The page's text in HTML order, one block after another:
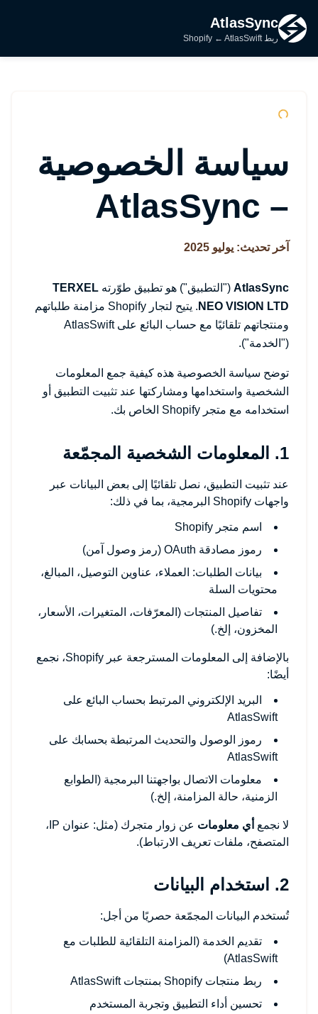
AtlasSync
ربط Shopify ← AtlasSwift
سياسة الخصوصية
– AtlasSync
آخر تحديث: يوليو 2025
AtlasSync ("التطبيق") هو تطبيق طوّرته TERXEL
NEO VISION LTD
. يتيح لتجار Shopify مزامنة طلباتهم
ومنتجاتهم تلقائيًا مع حساب البائع على AtlasSwift
("الخدمة").
توضح سياسة الخصوصية هذه كيفية جمع المعلومات
الشخصية واستخدامها ومشاركتها عند تثبيت التطبيق أو
استخدامه مع متجر Shopify الخاص بك.
1. المعلومات الشخصية المجمّعة
عند تثبيت التطبيق، نصل تلقائيًا إلى بعض البيانات عبر
واجهات Shopify البرمجية، بما في ذلك:
اسم متجر Shopify
رموز مصادقة OAuth (رمز وصول آمن)
بيانات الطلبات: العملاء، عناوين التوصيل، المبالغ،
محتويات السلة
تفاصيل المنتجات (المعرّفات، المتغيرات، الأسعار،
المخزون، إلخ.)
بالإضافة إلى المعلومات المسترجعة عبر Shopify، نجمع
أيضًا:
البريد الإلكتروني المرتبط بحساب البائع على
AtlasSwift
رموز الوصول والتحديث المرتبطة بحسابك على
AtlasSwift
معلومات الاتصال بواجهتنا البرمجية (الطوابع
الزمنية، حالة المزامنة، إلخ.)
لا نجمع أي معلومات
عن زوار متجرك (مثل: عنوان IP،
المتصفح، ملفات تعريف الارتباط).
2. استخدام البيانات
تُستخدم البيانات المجمّعة حصريًا من أجل:
تقديم الخدمة (المزامنة التلقائية للطلبات مع
AtlasSwift)
ربط منتجات Shopify بمنتجات AtlasSwift
تحسين أداء التطبيق وتجربة المستخدم